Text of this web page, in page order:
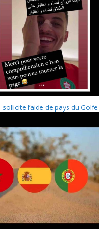
l’aide de pays du Golfe